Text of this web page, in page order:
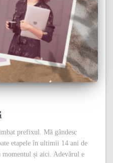
prefixul. Mă gândesc
etapele în ultimii 14 ani de
momentul și aici. Adevărul e